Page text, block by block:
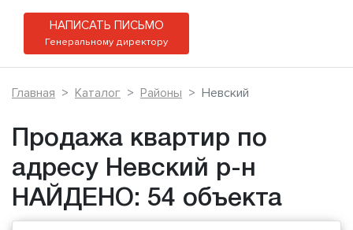
НАПИСАТЬ ПИСЬМО
Генеральному директору
Главная Каталог Районы Невский
Продажа квартир по
адресу Невский р-н
НАЙДЕНО: 54 объекта